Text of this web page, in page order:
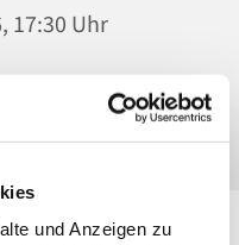
und Anzeigen zu
17:30 Uhr
Pfarrkirche,